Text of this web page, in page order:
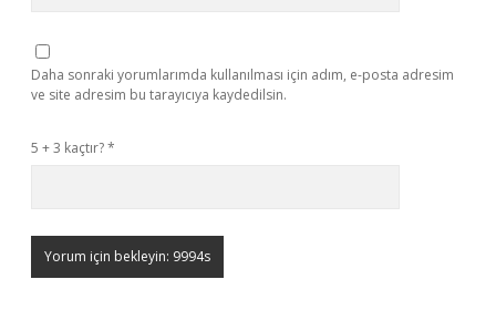
Daha sonraki yorumlarımda kullanılması için adım, e-posta adresim
ve site adresim bu tarayıcıya kaydedilsin.
5 + 3 kaçtır?*